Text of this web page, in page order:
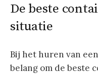
De beste
situatie
Bij het huren van
belang om de beste